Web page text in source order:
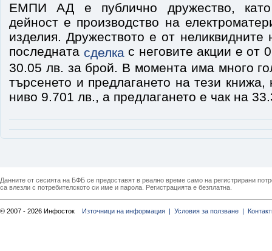
ЕМПИ АД е публично дружество,
дейност е производство на
изделия. Дружеството е от
последната сделка с неговите акции е от
30.05 лв. за брой. В момента има много
търсенето и предлагането на тези книжа,
ниво 9.701 лв., а предлагането е чак на
Данните от сесията на БФБ се предоставят в реално време само на регистрирани
са влезли с потребителското си име и парола. Регистрацията е безплатна.
© 2007 - 2026 Инфосток Източници на информация | Условия за ползване |